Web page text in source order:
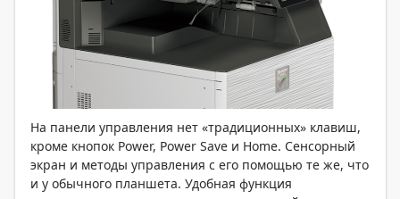
На панели управления нет «традиционных» клавиш,
кроме кнопок Power, Power Save и Home. Сенсорный
экран и методы управления с его помощью те же, что
и у обычного планшета. Удобная функция